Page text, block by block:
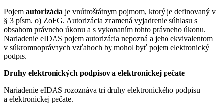
Pojem autorizácia je vnútroštátnym pojmom, ktorý je definovaný v
§ 3 písm. o) ZoEG. Autorizácia znamená vyjadrenie súhlasu s
obsahom právneho úkonu a s vykonaním tohto právneho úkonu.
Nariadenie eIDAS pojem autorizácia nepozná a jeho ekvivalentom
v súkromnoprávnych vzťahoch by mohol byť pojem elektronický
podpis.
Druhy elektronických podpisov a elektronickej pečate
Nariadenie eIDAS rozoznáva tri druhy elektronického podpisu
a elektronickej pečate.